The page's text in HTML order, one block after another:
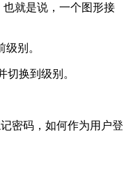
就是说，一个图形接
级别。
切换到级别。
密码，如何作为用户登